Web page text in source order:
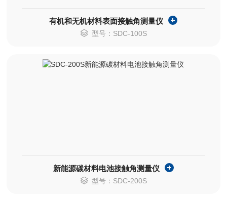
有机和无机材料表面接触角测量仪
型号：SDC-100S
新能源碳材料电池接触角测量仪
型号：SDC-200S